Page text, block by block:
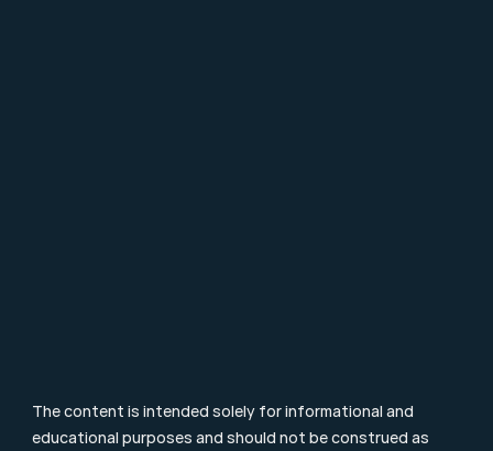
Cookie Policy
The content is intended solely for informational and
educational purposes and should not be construed as